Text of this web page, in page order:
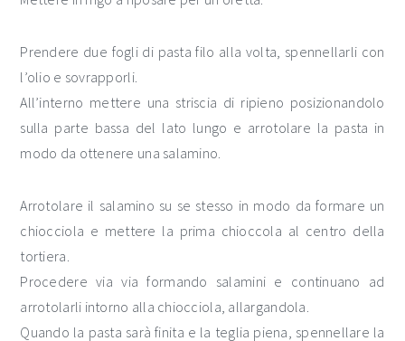
Prendere due fogli di pasta filo alla volta, spennellarli con
l’olio e sovrapporli.
All’interno mettere una striscia di ripieno posizionandolo
sulla parte bassa del lato lungo e arrotolare la pasta in
modo da ottenere una salamino.
Arrotolare il salamino su se stesso in modo da formare un
chiocciola e mettere la prima chioccola al centro della
tortiera.
Procedere via via formando salamini e continuano ad
arrotolarli intorno alla chiocciola, allargandola.
Quando la pasta sarà finita e la teglia piena, spennellare la